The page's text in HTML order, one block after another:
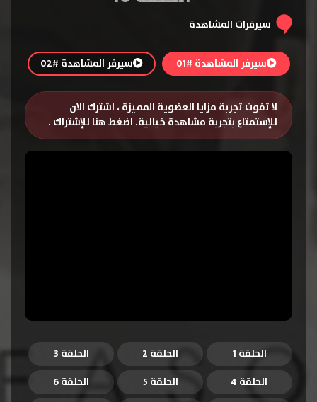
سيرفرات المشاهدة
سيرفر المشاهدة #01 سيرفر المشاهدة #02
لا تفوت تجربة مزايا العضوية المميزة ، اشترك الان
للإستمتاع بتجربة مشاهدة خيالية. اضغط هنا للإشتراك .
الحلقة 1 الحلقة 2
الحلقة 3
الحلقة 4
الحلقة 5 الحلقة 6